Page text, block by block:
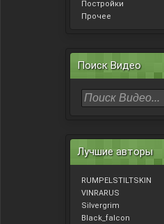
Постройки
Прочее
Поиск Видео
Лучшие авторы
RUMPELSTILTSKIN
VINRARUS
Silvergrim
Black_falcon